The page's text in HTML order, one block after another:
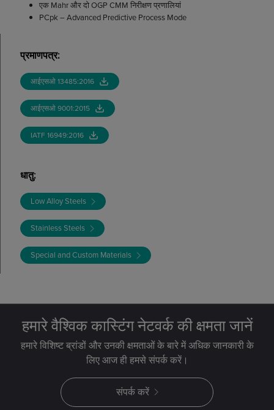
एक Mahr और दो OGP CMM निरीक्षण प्रणालियां
PCpk – Advanced Predictive Process Mode
प्रमाणपत्र:
आईएसओ 13485:2016
आईएसओ 9001:2015
IATF 16949:2016
धातु:
Low Alloy Steels
Stainless Steels
Special and Custom Materials
हमारे वैश्विक कास्टिंग नेटवर्क की क्षमता जानें
हमारे विशिष्ट ब्रांडों और उनकी क्षमताओं के बारे में अधिक जानकारी के
लिए आज ही हमसे संपर्क करें।
संपर्क करें